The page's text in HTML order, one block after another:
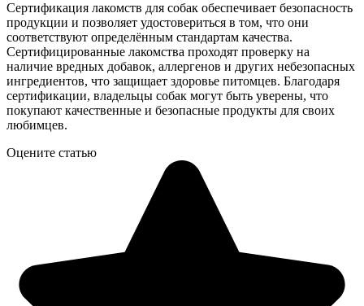
Сертификация лакомств для собак обеспечивает безопасность
продукции и позволяет удостовериться в том, что они
соответствуют определённым стандартам качества.
Сертифицированные лакомства проходят проверку на
наличие вредных добавок, аллергенов и других небезопасных
ингредиентов, что защищает здоровье питомцев. Благодаря
сертификации, владельцы собак могут быть уверены, что
покупают качественные и безопасные продукты для своих
любимцев.
Оцените статью